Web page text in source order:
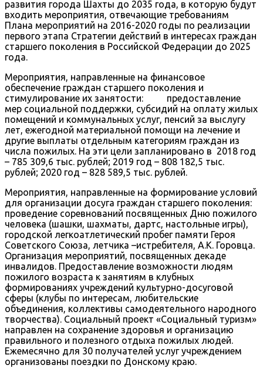
развития города Шахты до 2035 года, в которую будут
входить мероприятия, отвечающие требованиям
Плана мероприятий на 2016-2020 годы по реализации
первого этапа Стратегии действий в интересах граждан
старшего поколения в Российской Федерации до 2025
года.
Мероприятия, направленные на финансовое
обеспечение граждан старшего поколения и
стимулирование их занятости: предоставление
мер социальной поддержки, субсидий на оплату жилых
помещений и коммунальных услуг, пенсий за выслугу
лет, ежегодной материальной помощи на лечение и
другие выплаты отдельным категориям граждан из
числа пожилых. На эти цели запланировано в 2018 год
– 785 309,6 тыс. рублей; 2019 год – 808 182,5 тыс.
рублей; 2020 год – 828 589,5 тыс. рублей.
Мероприятия, направленные на формирование условий
для организации досуга граждан старшего поколения:
проведение соревнований посвященных Дню пожилого
человека (шашки, шахматы, дартс, настольные игры),
городской легкоатлетический пробег памяти Героя
Советского Союза, летчика –истребителя, А.К. Горовца.
Организация мероприятий, посвященных декаде
инвалидов. Предоставление возможности людям
пожилого возраста к занятиям в клубных
формированиях учреждений культурно-досуговой
сферы (клубы по интересам, любительские
объединения, коллективы самодеятельного народного
творчества). Социальный проект «Социальный туризм»
направлен на сохранение здоровья и организацию
правильного и полезного отдыха пожилых людей.
Ежемесячно для 30 получателей услуг учреждением
организованы поездки по Донскому краю.